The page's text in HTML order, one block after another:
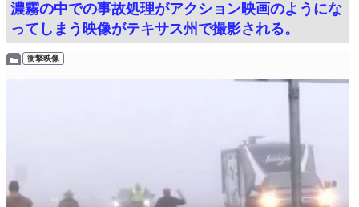
濃霧の中での事故処理がアクション映画のようにな
ってしまう映像がテキサス州で撮影される。
衝撃映像